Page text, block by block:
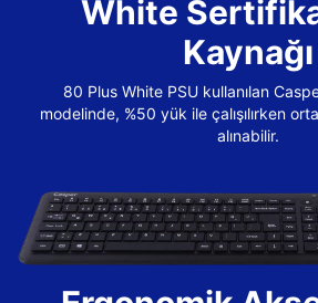
White
Kaynağı
80 Plus White PSU kullanılan
modelinde, %50 yük ile çalışılırken
alınabilir.